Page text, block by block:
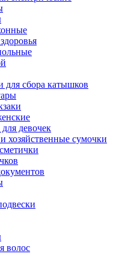
сбора катышков
девочек
хозяйственные сумочки
волос